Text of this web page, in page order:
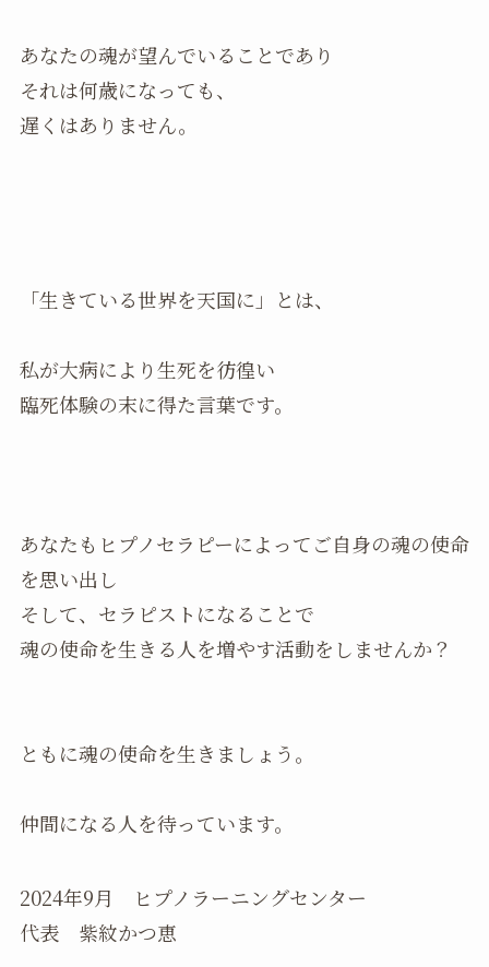
あなたの魂が望んでいることであり
それは何歳になっても、
遅くはありません。
「生きている世界を天国に」とは、
私が大病により生死を彷徨い
臨死体験の末に得た言葉です。
あなたもヒプノセラピーによってご自身の魂の使命
を思い出し
そして、セラピストになることで
魂の使命を生きる人を増やす活動をしませんか？
ともに魂の使命を生きましょう。
仲間になる人を待っています。
2024年9月 ヒプノラーニングセンター
代表 紫紋かつ恵